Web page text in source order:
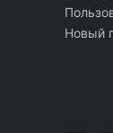
Новый